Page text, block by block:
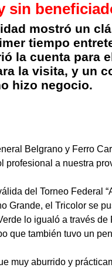
sin
mostró un
tiempo
la cuenta para
la visita, y un
hizo negocio.
Belgrano y Ferro
profesional a nuestra
del Torneo Federal
Grande, el Tricolor se
lo igualó a través de
que también tuvo un
muy aburrido y